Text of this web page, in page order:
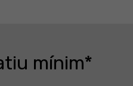
mínim*